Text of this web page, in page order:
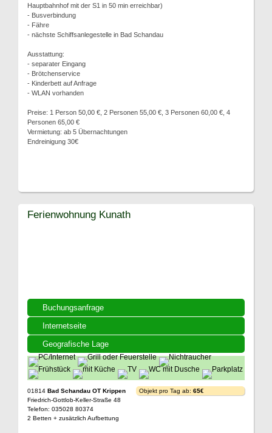
Hauptbahnhof mit der S1 in 50 min erreichbar)
- Busverbindung
- Fähre
- nächste Schiffsanlegestelle in Bad Schandau
Ausstattung:
- separater Eingang
- Brötchenservice
- Kinderbett auf Anfrage
- WLAN vorhanden
Preise: 1 Person 50,00 €, 2 Personen 55,00 €, 3 Personen 60,00 €, 4
Personen 65,00 €
Vermietung: ab 5 Übernachtungen
Endreinigung 30€
Buchungsanfrage
Internetseite
Geografische Lage
Ferienwohnung Kunath
01814 Bad Schandau OT Krippen
Friedrich-Gottlob-Keller-Straße 48
Telefon: 035028 80374
2 Betten + zusätzlich Aufbettung
Objekt pro Tag ab: 65€